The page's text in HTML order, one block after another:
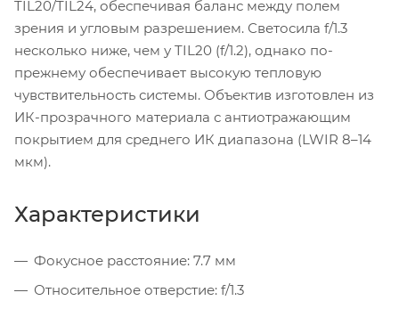
TIL20/TIL24, обеспечивая баланс между полем
зрения и угловым разрешением. Светосила f/1.3
несколько ниже, чем у TIL20 (f/1.2), однако по-
прежнему обеспечивает высокую тепловую
чувствительность системы. Объектив изготовлен из
ИК-прозрачного материала с антиотражающим
покрытием для среднего ИК диапазона (LWIR 8–14
мкм).
Характеристики
Фокусное расстояние: 7.7 мм
Относительное отверстие: f/1.3